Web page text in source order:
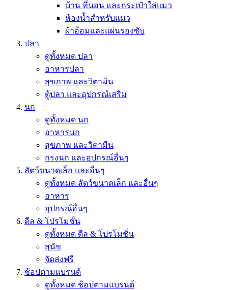
บ้าน ที่นอน และกระเป๋าใส่แมว
ห้องน้ำสำหรับแมว
ผ้าอ้อมและแผ่นรองซับ
ปลา
ดูทั้งหมด ปลา
อาหารปลา
สุขภาพ และวิตามิน
ตู้ปลา และอุปกรณ์เสริม
นก
ดูทั้งหมด นก
อาหารนก
สุขภาพ และวิตามีน
กรงนก และอุปกรณ์อื่นๆ
สัตว์ขนาดเล็ก และอื่นๆ
ดูทั้งหมด สัตว์ขนาดเล็ก และอื่นๆ
อาหาร
อุปกรณ์อื่นๆ
ดีล & โปรโมชั่น
ดูทั้งหมด ดีล & โปรโมชั่น
สุนัข
จัดส่งฟรี
ช้อปตามแบรนด์
ดูทั้งหมด ช้อปตามแบรนด์